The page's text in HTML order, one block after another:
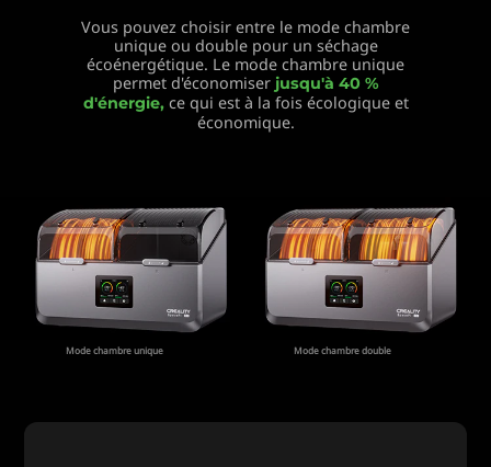
Vous pouvez choisir entre le mode chambre
unique ou double pour un séchage
écoénergétique. Le mode chambre unique
permet d'économiser jusqu'à 40 %
d'énergie,ce qui est à la fois écologique et
économique.
Mode chambre unique Mode chambre double